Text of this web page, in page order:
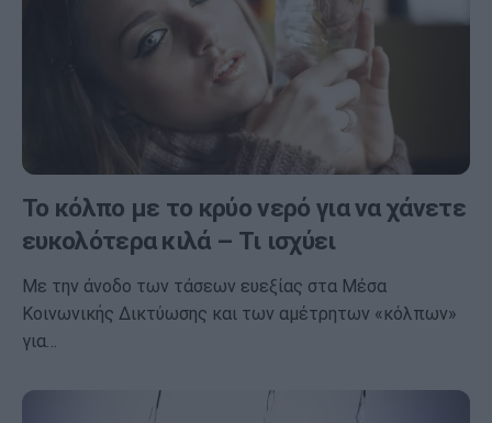
Το κόλπο με το κρύο νερό για να χάνετε
ευκολότερα κιλά – Τι ισχύει
Με την άνοδο των τάσεων ευεξίας στα Μέσα
Κοινωνικής Δικτύωσης και των αμέτρητων «κόλπων»
για…